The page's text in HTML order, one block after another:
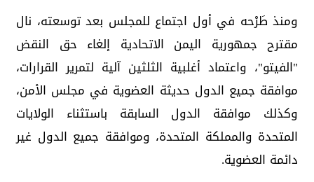
ومنذ طَرْحه في أول اجتماع للمجلس بعد توسعته، نال
مقترح جمهورية اليمن الاتحادية إلغاء حق النقض
"الفيتو"، واعتماد أغلبية الثلثين آلية لتمرير القرارات،
موافقة جميع الدول حديثة العضوية في مجلس الأمن،
وكذلك موافقة الدول السابقة باستثناء الولايات
المتحدة والمملكة المتحدة، وموافقة جميع الدول غير
دائمة العضوية.